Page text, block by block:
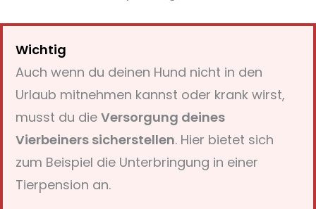
Wichtig
Auch wenn du deinen Hund nicht in den
Urlaub mitnehmen kannst oder krank wirst,
musst du die Versorgung deines
Vierbeiners sicherstellen. Hier bietet sich
zum Beispiel die Unterbringung in einer
Tierpension an.